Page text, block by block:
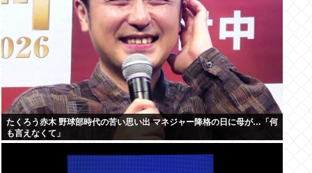
たくろう赤木 野球部時代の苦い思い出 マネジャー降格の日に母が…「何
も言えなくて」